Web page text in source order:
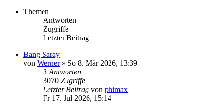
Themen
Antworten
Zugriffe
Letzter Beitrag
Bang Saray
von Werner» So 8. Mär 2026, 13:39
8Antworten
3070 Zugriffe
Letzter Beitrag von phimax
Fr 17. Jul 2026, 15:14